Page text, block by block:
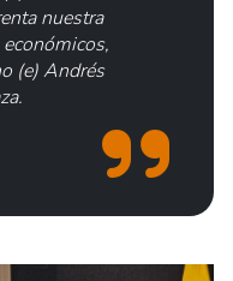
nuestra
(e) Andrés